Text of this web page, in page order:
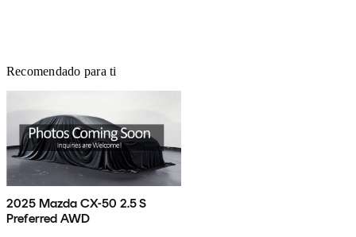
Recomendado para ti
2025 Mazda CX-50 2.5 S
Preferred AWD